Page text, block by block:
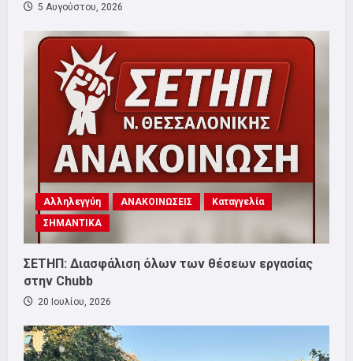
5 Αυγούστου, 2026
Αλληλεγγύη ΑΝΑΚΟΙΝΩΣΕΙΣ
Καταγγελία
ΣΗΜΑΝΤΙΚΑ
ΣΕΤΗΠ: Διασφάλιση όλων των θέσεων εργασίας
στην Chubb
20 Ιουλίου, 2026